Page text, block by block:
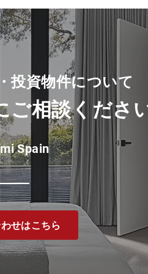
投資物件について
ご相談くださ
Spain
せはこちら